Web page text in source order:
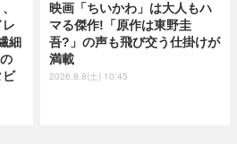
細
ビ
映画「ちいかわ」は大人もハ
マる傑作!「原作は東野圭
吾?」の声も飛び交う仕掛けが
満載
2026.8.8(土) 10:45